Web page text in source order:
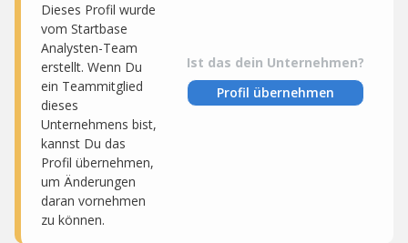
Dieses Profil wurde
vom Startbase
Analysten-Team
erstellt. Wenn Du
ein Teammitglied
dieses
Unternehmens bist,
kannst Du das
Profil übernehmen,
um Änderungen
daran vornehmen
zu können.
Ist das dein Unternehmen?
Profil übernehmen